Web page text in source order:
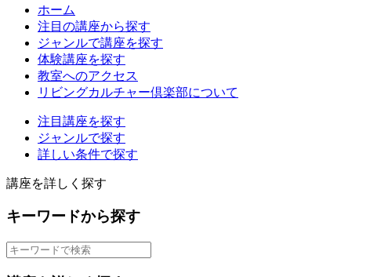
ホーム
注目の講座から探す
ジャンルで講座を探す
体験講座を探す
教室へのアクセス
リビングカルチャー倶楽部について
注目講座を探す
ジャンルで探す
詳しい条件で探す
講座を詳しく探す
キーワードから探す